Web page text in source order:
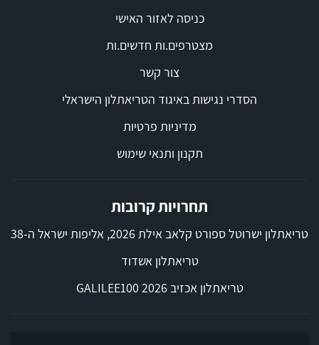
כניסה לאזור האישי
מצטרפים.ות חדשים.ות
צור קשר
הסדרי נגישות באיגוד הטריאתלון הישראלי
מדיניות פרטיות
תקנון ותנאי שימוש
תחרויות קרובות
טריאתלון ישרוטל ספורט קלאב אילת 2026, אליפות ישראל ה-38
טריאתלון אשדוד
טריאתלון אכזיב 2026 GALILEE100